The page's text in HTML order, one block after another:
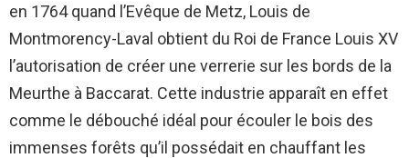
en 1764 quand l’Evêque de Metz, Louis de
Montmorency-Laval obtient du Roi de France Louis XV
l’autorisation de créer une verrerie sur les bords de la
Meurthe à Baccarat. Cette industrie apparaît en effet
comme le débouché idéal pour écouler le bois des
immenses forêts qu’il possédait en chauffant les